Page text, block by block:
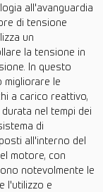
all'avanguardia
di tensione
un
la tensione in
In questo
migliorare le
a carico reattivo,
nel tempi dei
di
all'interno del
motore, con
notevolmente le
l'utilizzo e